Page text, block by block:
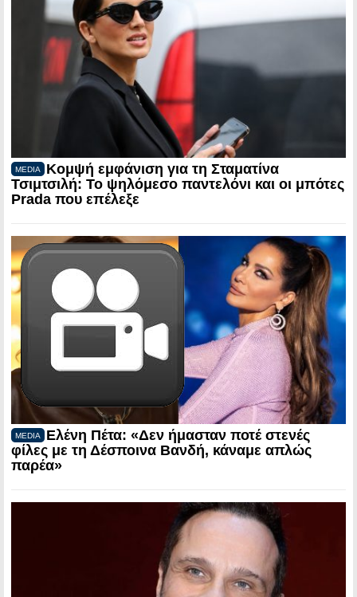
MEDIA
Κομψή εμφάνιση για τη Σταματίνα
Τσιμτσιλή: Το ψηλόμεσο παντελόνι και οι μπότες
Prada που επέλεξε
MEDIA
Ελένη Πέτα: «Δεν ήμασταν ποτέ στενές
φίλες με τη Δέσποινα Βανδή, κάναμε απλώς
παρέα»